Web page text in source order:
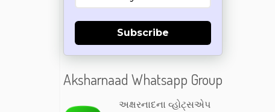
Subscribe
Aksharnaad Whatsapp Group
અક્ષરનાદના વ્હોટ્સએપ